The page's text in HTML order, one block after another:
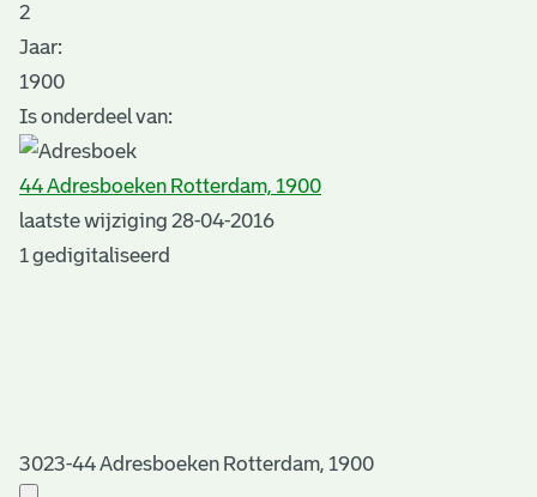
2
Jaar:
1900
Is onderdeel van:
44 Adresboeken Rotterdam, 1900
laatste wijziging 28-04-2016
1 gedigitaliseerd
3023-44 Adresboeken Rotterdam, 1900